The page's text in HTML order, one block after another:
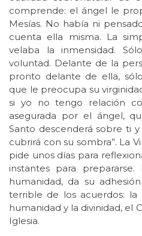
comprende: el ángel le
Mesías. No había ni
cuenta ella misma. La
velaba la inmensidad.
voluntad. Delante de la
pronto delante de ella,
que le preocupa su
si yo no tengo relación
asegurada por el ángel,
Santo descenderá sobre ti
cubrirá con su sombra”. La
pide unos días para
instantes para
humanidad, da su
terrible de los acuerdos:
humanidad y la divinidad, el
Iglesia.